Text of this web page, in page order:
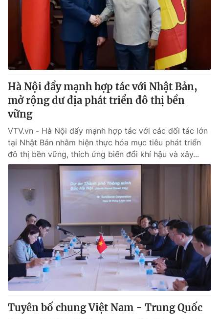
Sản phẩm
Thị trường
Tư vấn
Lịch phát sóng
Chuyên mục khác
Emagazine Podcast
Photo Infographic
Video Shorts video
VTV Money VTV Thể thao
VTV Sức khoẻ Bất động sản
Thị trường 24h Tấm lòng Việt
VTV4 Vươn mình bằng AI
VTV9 VTV8
Liên hệ tòa soạn English
Hà Nội đẩy mạnh hợp tác với Nhật Bản,
mở rộng dư địa phát triển đô thị bền
vững
VTV.vn - Hà Nội đẩy mạnh hợp tác với các đối tác lớn
tại Nhật Bản nhằm hiện thực hóa mục tiêu phát triển
đô thị bền vững, thích ứng biến đổi khí hậu và xây...
Tuyên bố chung Việt Nam - Trung Quốc